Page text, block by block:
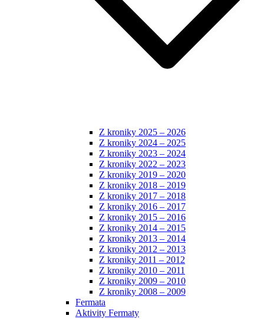
Z kroniky 2025 – 2026
Z kroniky 2024 – 2025
Z kroniky 2023 – 2024
Z kroniky 2022 – 2023
Z kroniky 2019 – 2020
Z kroniky 2018 – 2019
Z kroniky 2017 – 2018
Z kroniky 2016 – 2017
Z kroniky 2015 – 2016
Z kroniky 2014 – 2015
Z kroniky 2013 – 2014
Z kroniky 2012 – 2013
Z kroniky 2011 – 2012
Z kroniky 2010 – 2011
Z kroniky 2009 – 2010
Z kroniky 2008 – 2009
Fermata
Aktivity Fermaty